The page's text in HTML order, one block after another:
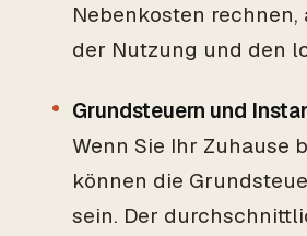
Nebenkosten rechnen,
der Nutzung und den
Grundsteuern und
Wenn Sie Ihr Zuhause
können die
sein. Der